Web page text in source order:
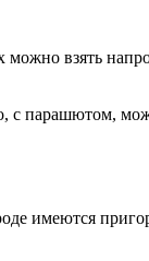
взять
с парашютом,
имеются